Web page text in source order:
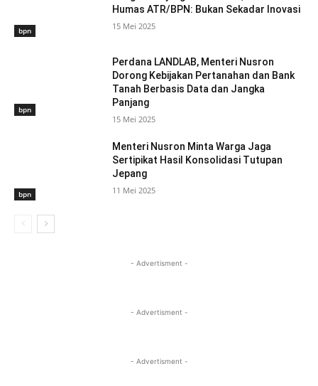
bpn
Humas ATR/BPN: Bukan Sekadar Inovasi
15 Mei 2025
bpn
Perdana LANDLAB, Menteri Nusron
Dorong Kebijakan Pertanahan dan Bank
Tanah Berbasis Data dan Jangka
Panjang
15 Mei 2025
bpn
Menteri Nusron Minta Warga Jaga
Sertipikat Hasil Konsolidasi Tutupan
Jepang
11 Mei 2025
- Advertisment -
- Advertisment -
- Advertisment -